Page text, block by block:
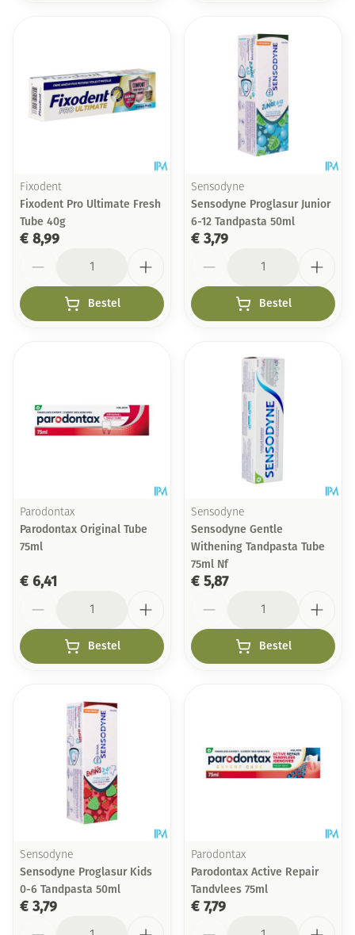
Fixodent
Fixodent Pro Ultimate Fresh
Tube 40g
€ 8,99
Bestel
Sensodyne
Sensodyne Proglasur Junior
6-12 Tandpasta 50ml
€ 3,79
Bestel
Parodontax
Parodontax Original Tube
75ml
€ 6,41
Bestel
Sensodyne
Sensodyne Gentle
Withening Tandpasta Tube
75ml Nf
€ 5,87
Bestel
Sensodyne
Sensodyne Proglasur Kids
0-6 Tandpasta 50ml
€ 3,79
Parodontax
Parodontax Active Repair
Tandvlees 75ml
€ 7,79